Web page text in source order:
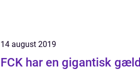
14 august 2019
FCK har en gigantisk gæld